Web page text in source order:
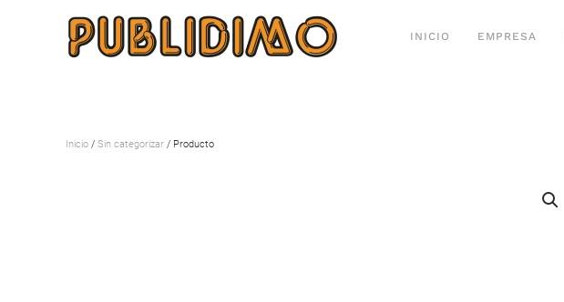
INICIO EMPRESA
Inicio / Sin categorizar / Producto